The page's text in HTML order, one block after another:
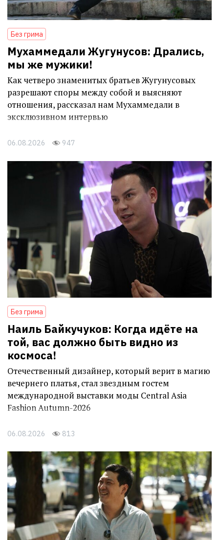
Без грима
Мухаммедали Жугунусов: Дрались,
мы же мужики!
Как четверо знаменитых братьев Жугунусовых
разрешают споры между собой и выясняют
отношения, рассказал нам Мухаммедали в
эксклюзивном интервью
06.08.2026 947
Без грима
Наиль Байкучуков: Когда идёте на
той, вас должно быть видно из
космоса!
Отечественный дизайнер, который верит в магию
вечернего платья, стал звездным гостем
международной выставки моды Central Asia
Fashion Autumn-2026
06.08.2026 813